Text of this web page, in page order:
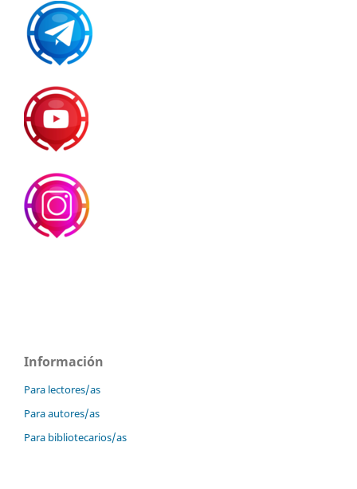
Información
Para lectores/as
Para autores/as
Para bibliotecarios/as